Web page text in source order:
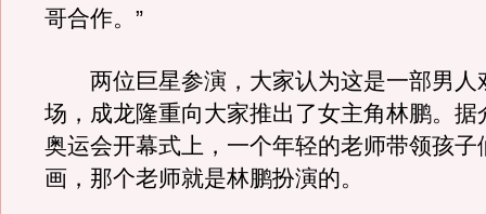
哥合作。”
两位巨星参演，大家认为这是一部男人
场，成龙隆重向大家推出了女主角林鹏。据
奥运会开幕式上，一个年轻的老师带领孩子
画，那个老师就是林鹏扮演的。